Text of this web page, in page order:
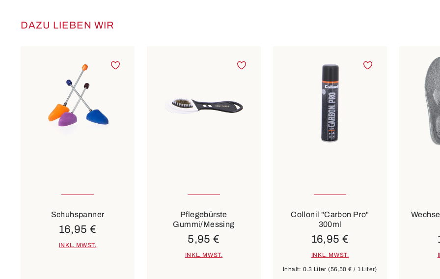
Produktgalerie überspringen
DAZU LIEBEN WIR
Schuhspanner
16,95 €
INKL. MWST.
Pflegebürste
Gummi/Messing
5,95 €
INKL. MWST.
Collonil "Carbon Pro"
300ml
Inhalt:0.3 Liter(56,50 € / 1 Liter)
16,95 €
INKL. MWST.